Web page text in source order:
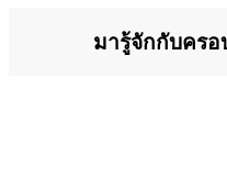
มารู้จักกับคร